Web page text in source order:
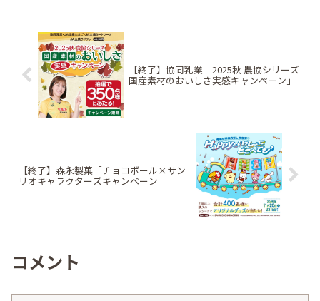
【終了】協同乳業「2025秋 農協シリーズ
国産素材のおいしさ実感キャンペーン」
【終了】森永製菓「チョコボール×サン
リオキャラクターズキャンペーン」
コメント